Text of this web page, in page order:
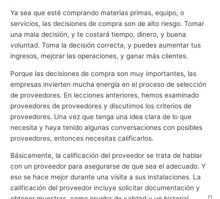
Ya sea que esté comprando materias primas, equipo, o
servicios, las decisiones de compra son de alto riesgo. Tomar
una mala decisión, y te costará tiempo, dinero, y buena
voluntad. Toma la decisión correcta, y puedes aumentar tus
ingresos, mejorar las operaciones, y ganar más clientes.
Porque las decisiones de compra son muy importantes, las
empresas invierten mucha energía en el proceso de selección
de proveedores. En lecciones anteriores, hemos examinado
proveedores de proveedores y discutimos los criterios de
proveedores. Una vez que tenga una idea clara de lo que
necesita y haya tenido algunas conversaciones con posibles
proveedores, entonces necesitas calificarlos.
Básicamente, la calificación del proveedor se trata de hablar
con un proveedor para asegurarse de que sea el adecuado. Y
eso se hace mejor durante una visita a sus instalaciones. La
calificación del proveedor incluye solicitar documentación y